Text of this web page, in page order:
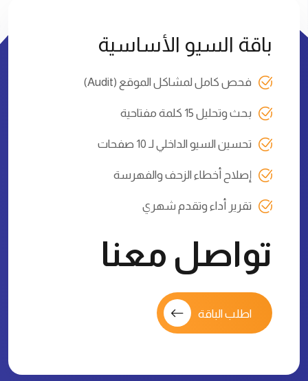
باقة السيو الأساسية
فحص كامل لمشاكل الموقع (Audit)
بحث وتحليل 15 كلمة مفتاحية
تحسين السيو الداخلي لـ 10 صفحات
إصلاح أخطاء الزحف والفهرسة
تقرير أداء وتقدم شهري
تواصل معنا
اطلب الباقة